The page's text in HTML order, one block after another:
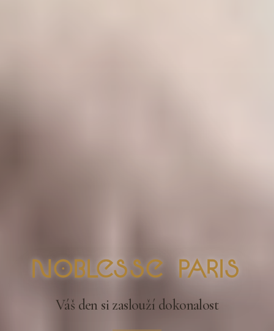
nOblesse Paris
Váš den si zaslouží dokonalost